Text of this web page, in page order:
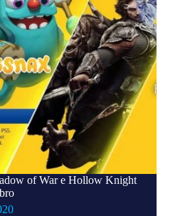
of War e Hollow Knight